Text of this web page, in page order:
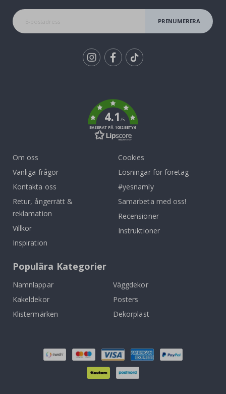
PRENUMERERA
4.1/5
BASERAT PÅ 1032 BETYG
Om oss
Vanliga frågor
Kontakta oss
Retur, ångerrätt &
reklamation
Villkor
Inspiration
Cookies
Lösningar för företag
#yesnamly
Samarbeta med oss!
Recensioner
Instruktioner
Populära Kategorier
Namnlappar
Väggdekor
Kakeldekor
Posters
Klistermärken
Dekorplast